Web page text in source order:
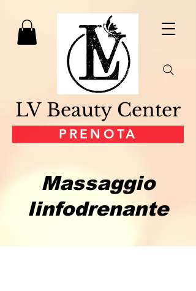
PRENOTA
LV Beauty Center
Massaggio
linfodrenante